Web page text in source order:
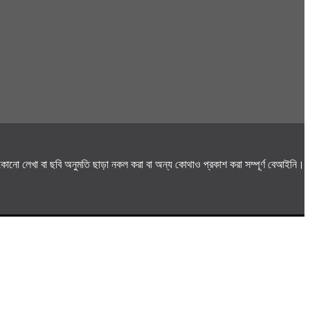
লেখা বা ছবি অনুমতি ছাড়া নকল করা বা অন্য কোথাও প্রকাশ করা সম্পূর্ণ বেআইনি।